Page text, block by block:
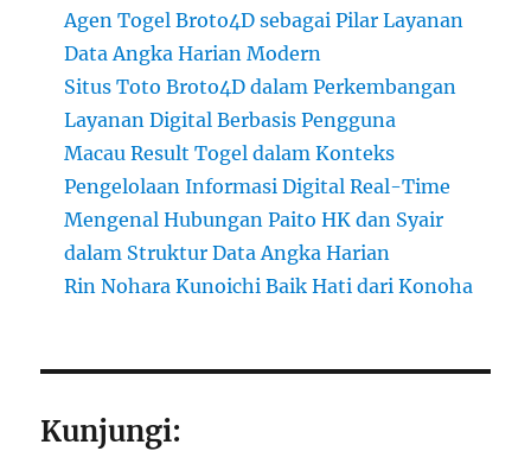
Agen Togel Broto4D sebagai Pilar Layanan
Data Angka Harian Modern
Situs Toto Broto4D dalam Perkembangan
Layanan Digital Berbasis Pengguna
Macau Result Togel dalam Konteks
Pengelolaan Informasi Digital Real-Time
Mengenal Hubungan Paito HK dan Syair
dalam Struktur Data Angka Harian
Rin Nohara Kunoichi Baik Hati dari Konoha
Kunjungi: